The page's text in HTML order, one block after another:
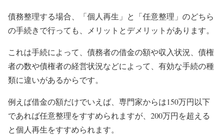
債務整理する場合、「個人再生」と「任意整理」のどちら
の手続きで行っても、メリットとデメリットがあります。
これは手続によって、債務者の借金の額や収入状況、債権
者の数や債権者の経営状況などによって、有効な手続の種
類に違いがあるからです。
例えば借金の額だけでいえば、専門家からは150万円以下
であれば任意整理をすすめられますが、200万円を超える
と個人再生をすすめられます。